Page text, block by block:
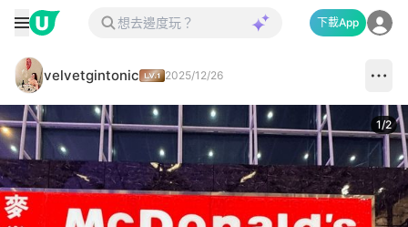
下載App
velvetgintonic 2025/12/26
1/2